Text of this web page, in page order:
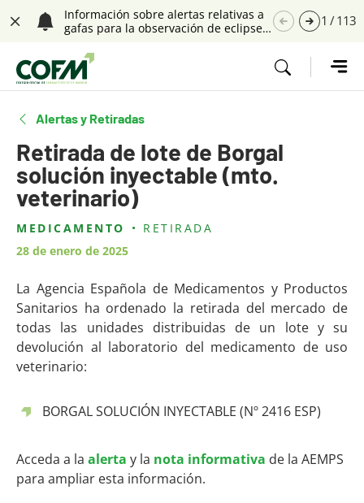
Saltar navegación. Ir directamente al contenido principal
Información sobre alertas relativas a
gafas para la observación de eclipses
1 /113
Tecla de acceso 1
Alertas y Retiradas
Retirada de lote de Borgal
solución inyectable (mto.
veterinario)
Contenido principal
MEDICAMENTO
RETIRADA
28 de enero de 2025
La Agencia Española de Medicamentos y Productos
Sanitarios ha ordenado la retirada del mercado de
todas las unidades distribuidas de un lote y su
devolución al laboratorio del medicamento de uso
veterinario:
BORGAL SOLUCIÓN INYECTABLE (Nº 2416 ESP)
Acceda a la alerta y la nota informativa de la AEMPS
para ampliar esta información.